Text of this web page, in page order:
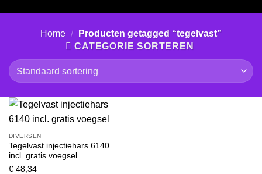
Home /
Producten getagged “tegelvast”
CATEGORIE SORTEREN
DIVERSEN
Tegelvast injectiehars 6140
incl. gratis voegsel
€48,34